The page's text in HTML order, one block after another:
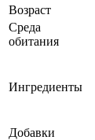
Возраст
Среда
обитания
Ингредиенты
Добавки